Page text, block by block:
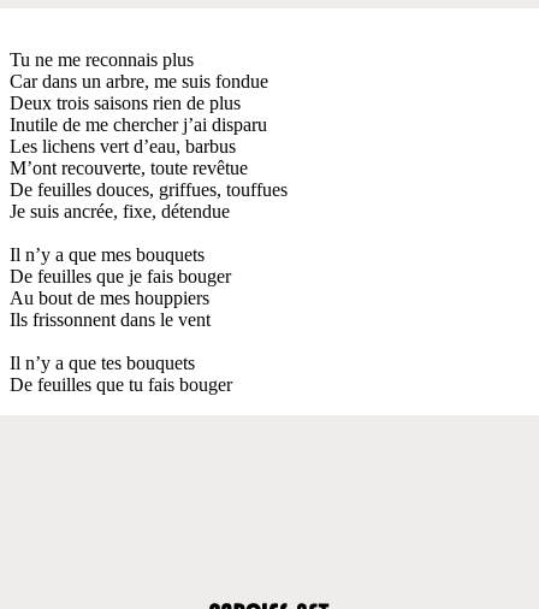
Tu ne me reconnais plus
Car dans un arbre, me suis fondue
Deux trois saisons rien de plus
Inutile de me chercher j’ai disparu
Les lichens vert d’eau, barbus
M’ont recouverte, toute revêtue
De feuilles douces, griffues, touffues
Je suis ancrée, fixe, détendue
Il n’y a que mes bouquets
De feuilles que je fais bouger
Au bout de mes houppiers
Ils frissonnent dans le vent
Il n’y a que tes bouquets
De feuilles que tu fais bouger